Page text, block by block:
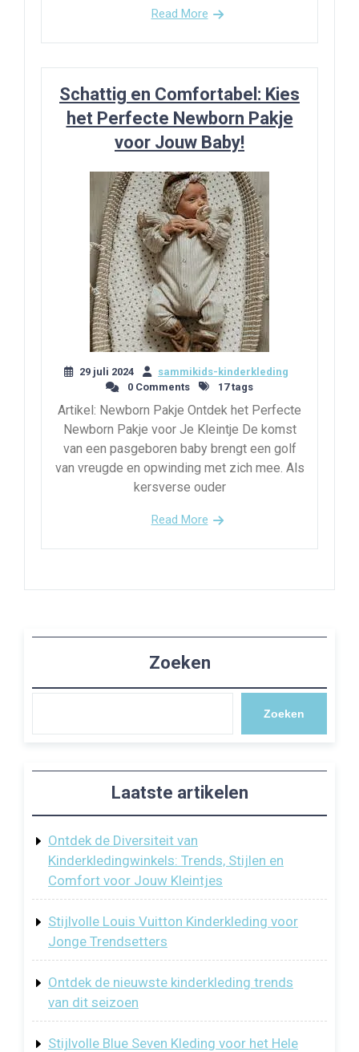
Read More
Schattig en Comfortabel: Kies
het Perfecte Newborn Pakje
voor Jouw Baby!
29 juli 2024
sammikids-kinderkleding
0 Comments
17 tags
Artikel: Newborn Pakje Ontdek het Perfecte
Newborn Pakje voor Je Kleintje De komst
van een pasgeboren baby brengt een golf
van vreugde en opwinding met zich mee. Als
kersverse ouder
Read More
Zoeken
Zoeken
Laatste artikelen
Ontdek de Diversiteit van
Kinderkledingwinkels: Trends, Stijlen en
Comfort voor Jouw Kleintjes
Stijlvolle Louis Vuitton Kinderkleding voor
Jonge Trendsetters
Ontdek de nieuwste kinderkleding trends
van dit seizoen
Stijlvolle Blue Seven Kleding voor het Hele